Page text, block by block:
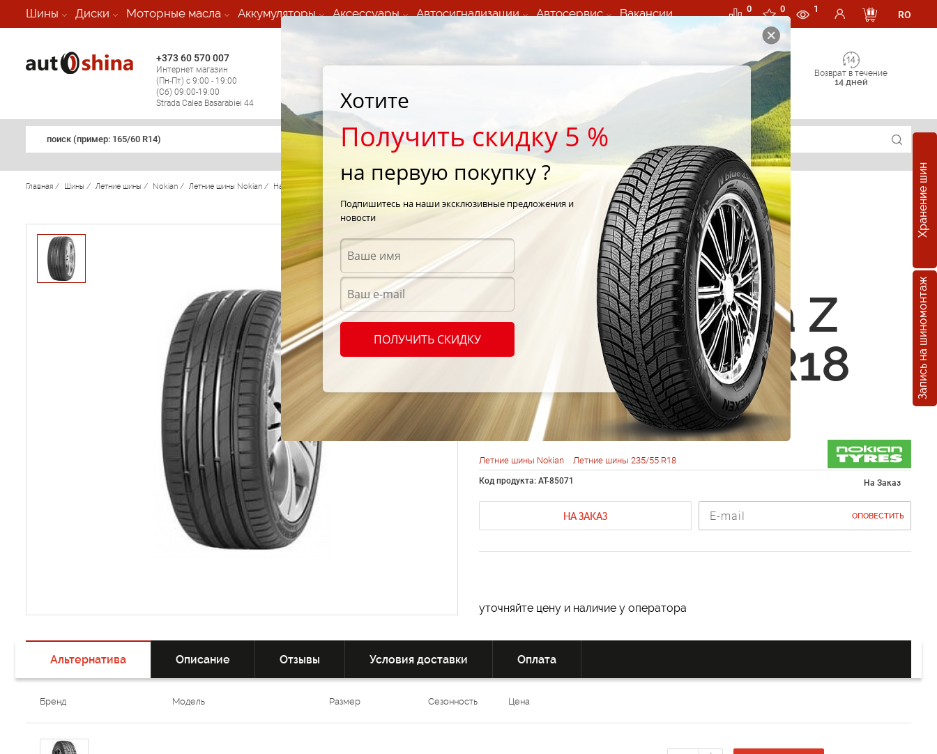
Шины Диски Моторные масла Аккумуляторы Аксессуары Автосигнализации Автосервис Вакансии 0 0 1
RO
+373 60 570 007
Интернет магазин
(Пн-Пт) с 9:00 - 19:00
(Сб) 09:00-19:00
Strada Calea Basarabiei 44
Мобильный шиномонтаж 24/7
Возврат в течение
14 дней
поиск (примеp: 165/60 R14)
Хранение шин
Запись на шиномонтаж
Главная / Шины / Летние шины / Nokian / Летние шины Nokian / Hakka Z SUV Nokian Hakka Z SUV 235/55 R18 104W
Летние шины
Nokian Hakka Z
SUV 235/55 R18
104W
Летние шины Nokian Летние шины 235/55 R18
Код продукта: AT-85071 На Заказ
НА ЗАКАЗ ОПОВЕСТИТЬ
уточняйте цену и наличие у оператора
Альтернатива Описание Отзывы Условия доставки Оплата
Бренд Модель Размер Сезонность Цена
Хотите
Получить скидку 5 %
на первую покупку ?
Подпишитесь на наши эксклюзивные предложения и
новости
ПОЛУЧИТЬ СКИДКУ